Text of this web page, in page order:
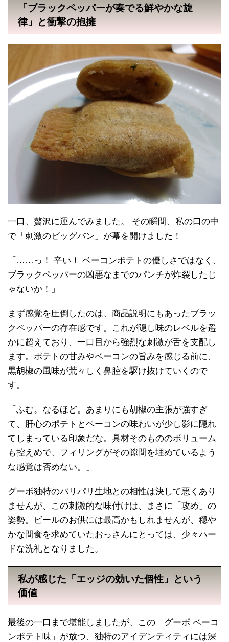
「ブラックペッパーが奏でる鮮やかな旋
律」と衝撃の抱擁
一口、贅沢に運んでみました。 その瞬間、私の口の中
で「刺激のビッグバン」が幕を開けました！
「……っ！ 辛い！ ベーコンポテトの優しさではなく、
ブラックペッパーの凶悪なまでのパンチが炸裂したじ
ゃないか！」
まず感覚を圧倒したのは、商品説明にもあったブラッ
クペッパーの存在感です。これが隠し味のレベルを遥
かに超えており、一口目から強烈な刺激が舌を支配し
ます。ポテトの甘みやベーコンの旨みを感じる前に、
黒胡椒の風味が荒々しく鼻腔を駆け抜けていくので
す。
「ふむ。なるほど。あまりにも胡椒の主張が強すぎ
て、肝心のポテトとベーコンの味わいが少し影に隠れ
てしまっている印象だな。具材そのもののボリューム
も控えめで、フィリングがその隙間を埋めているよう
な感覚は否めない。」
グーボ独特のパリパリ生地との相性は決して悪くあり
ませんが、この刺激的な味付けは、まさに「攻め」の
姿勢。ビールのお供には最高かもしれませんが、穏や
かな間食を求めていたおっさんにとっては、少々ハー
ドな洗礼となりました。
私が感じた「エッジの効いた個性」という
価値
最後の一口まで堪能しましたが、この「グーボ ベーコ
ンポテト味」が放つ、独特のアイデンティティには深